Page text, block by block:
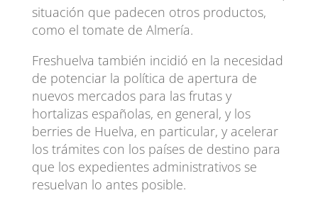
situación que padecen otros productos,
como el tomate de Almería.
Freshuelva también incidió en la necesidad
de potenciar la política de apertura de
nuevos mercados para las frutas y
hortalizas españolas, en general, y los
berries de Huelva, en particular, y acelerar
los trámites con los países de destino para
que los expedientes administrativos se
resuelvan lo antes posible.